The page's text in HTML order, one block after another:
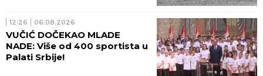
12:26 06.08.2026
VUČIĆ DOČEKAO MLADE
NADE: Više od 400 sportista u
Palati Srbije!